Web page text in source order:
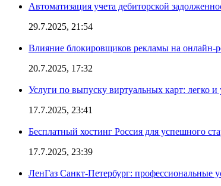
Автоматизация учета дебиторской
29.7.2025, 21:54
Влияние блокировщиков рекламы на онлайн-
20.7.2025, 17:32
Услуги по выпуску виртуальных карт: легко и
17.7.2025, 23:41
Бесплатный хостинг Россия для успешного
17.7.2025, 23:39
ЛенГаз Санкт-Петербург: профессиональные